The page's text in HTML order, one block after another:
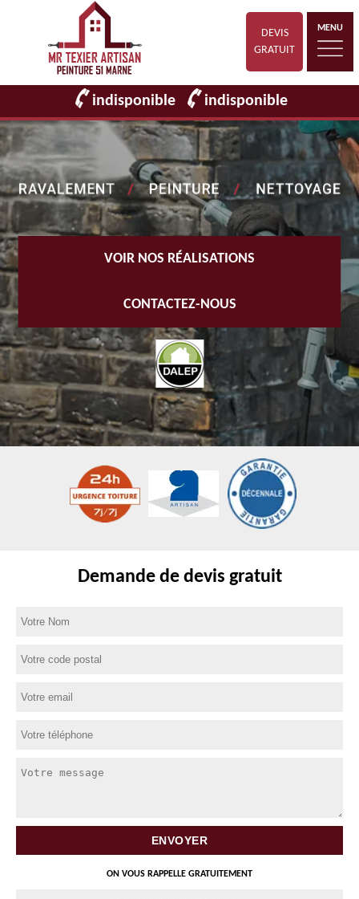
DEVIS
GRATUIT
MENU
indisponible indisponible
VOIR NOS RÉALISATIONS
CONTACTEZ-NOUS
Demande de devis gratuit
ON VOUS RAPPELLE GRATUITEMENT